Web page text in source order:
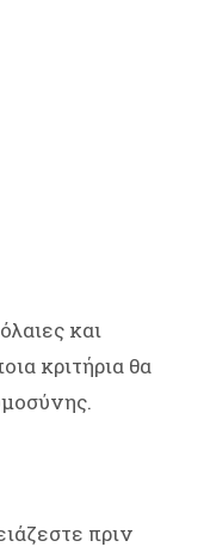
και
κριτήρια θα
πριν